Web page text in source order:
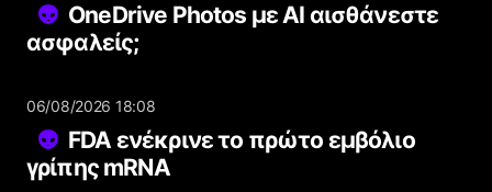
OneDrive Photos με AI αισθάνεστε
ασφαλείς;
06/08/2026 18:08
FDA ενέκρινε το πρώτο εμβόλιο
γρίπης mRNA